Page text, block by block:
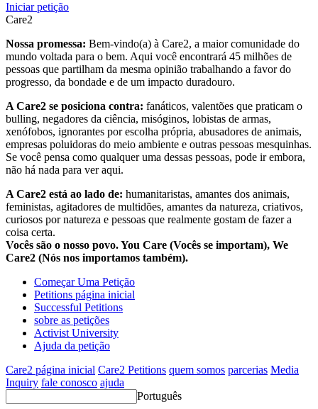
Iniciar petição
Care2
Nossa promessa: Bem-vindo(a) à Care2, a maior comunidade do
mundo voltada para o bem. Aqui você encontrará 45 milhões de
pessoas que partilham da mesma opinião trabalhando a favor do
progresso, da bondade e de um impacto duradouro.
A Care2 se posiciona contra: fanáticos, valentões que praticam o
bulling, negadores da ciência, misóginos, lobistas de armas,
xenófobos, ignorantes por escolha própria, abusadores de animais,
empresas poluidoras do meio ambiente e outras pessoas mesquinhas.
Se você pensa como qualquer uma dessas pessoas, pode ir embora,
não há nada para ver aqui.
A Care2 está ao lado de: humanitaristas, amantes dos animais,
feministas, agitadores de multidões, amantes da natureza, criativos,
curiosos por natureza e pessoas que realmente gostam de fazer a
coisa certa.
Vocês são o nosso povo. You Care (Vocês se importam), We
Care2 (Nós nos importamos também).
Começar Uma Petição
Petitions página inicial
Successful Petitions
sobre as petições
Activist University
Ajuda da petição
Care2 página inicial Care2 Petitions quem somos parcerias Media
Inquiry fale conosco ajuda
Português